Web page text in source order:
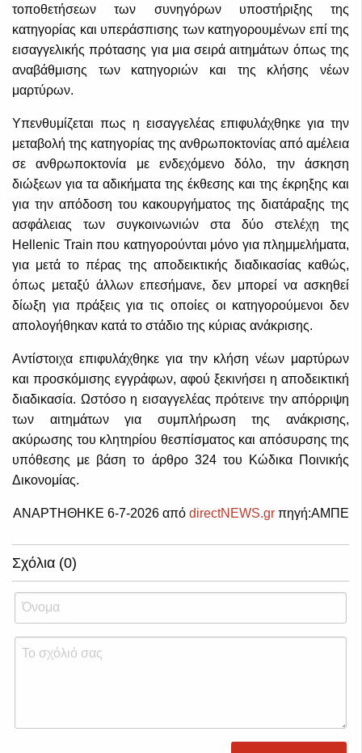
τοποθετήσεων των συνηγόρων υποστήριξης της
κατηγορίας και υπεράσπισης των κατηγορουμένων επί της
εισαγγελικής πρότασης για μια σειρά αιτημάτων όπως της
αναβάθμισης των κατηγοριών και της κλήσης νέων
μαρτύρων.
Υπενθυμίζεται πως η εισαγγελέας επιφυλάχθηκε για την
μεταβολή της κατηγορίας της ανθρωποκτονίας από αμέλεια
σε ανθρωποκτονία με ενδεχόμενο δόλο, την άσκηση
διώξεων για τα αδικήματα της έκθεσης και της έκρηξης και
για την απόδοση του κακουργήματος της διατάραξης της
ασφάλειας των συγκοινωνιών στα δύο στελέχη της
Hellenic Train που κατηγορούνται μόνο για πλημμελήματα,
για μετά το πέρας της αποδεικτικής διαδικασίας καθώς,
όπως μεταξύ άλλων επεσήμανε, δεν μπορεί να ασκηθεί
δίωξη για πράξεις για τις οποίες οι κατηγορούμενοι δεν
απολογήθηκαν κατά το στάδιο της κύριας ανάκρισης.
Αντίστοιχα επιφυλάχθηκε για την κλήση νέων μαρτύρων
και προσκόμισης εγγράφων, αφού ξεκινήσει η αποδεικτική
διαδικασία. Ωστόσο η εισαγγελέας πρότεινε την απόρριψη
των αιτημάτων για συμπλήρωση της ανάκρισης,
ακύρωσης του κλητηρίου θεσπίσματος και απόσυρσης της
υπόθεσης με βάση το άρθρο 324 του Κώδικα Ποινικής
Δικονομίας.
ΑΝΑΡΤΗΘΗΚΕ 6-7-2026 από directNEWS.gr πηγή:ΑΜΠΕ
Σχόλια (0)